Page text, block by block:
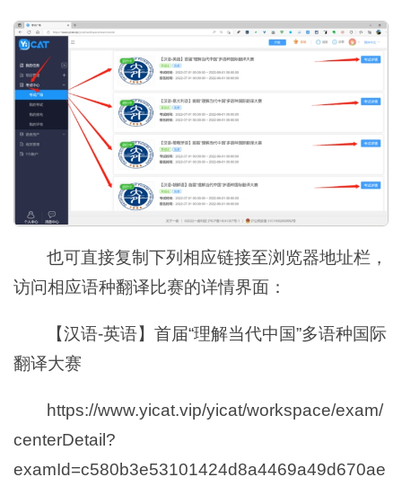
也可直接复制下列相应链接至浏览器地址栏，
访问相应语种翻译比赛的详情界面：
【汉语-英语】首届“理解当代中国”多语种国际
翻译大赛
https://www.yicat.vip/yicat/workspace/exam/
centerDetail?
examId=c580b3e53101424d8a4469a49d670ae